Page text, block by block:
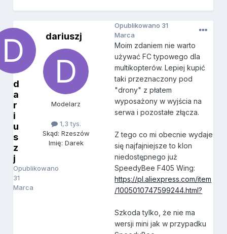
d
a
r
i
u
s
z
j
Opublikowano
31
Marca
dariuszj
Modelarz
1,3 tys.
Skąd: Rzeszów
Imię: Darek
Opublikowano 31
Marca
Moim zdaniem nie warto
używać FC typowego dla
multikopterów. Lepiej kupić
taki przeznaczony pod
"drony" z płatem
wyposażony w wyjścia na
serwa i pozostałe złącza.
Z tego co mi obecnie wydaje
się najfajniejsze to klon
niedostępnego już
SpeedyBee F405 Wing:
https://pl.aliexpress.com/item
/1005010747599244.html?
Szkoda tylko, że nie ma
wersji mini jak w przypadku